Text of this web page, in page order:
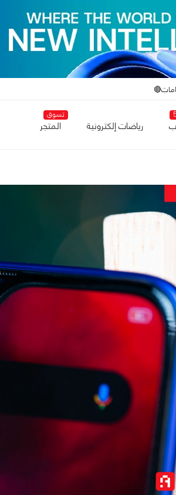
رياضات إلكترونية
تسوق
المتجر